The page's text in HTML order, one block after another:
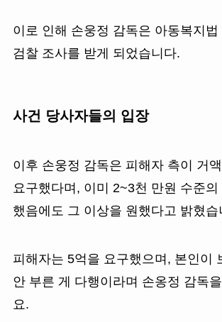
이로 인해 손웅정 감독은 아동복지법
검찰 조사를 받게 되었습니다.
사건 당사자들의 입장
이후 손웅정 감독은 피해자 측이 거
요구했다며, 이미 2~3천 만원 수준
했음에도 그 이상을 원했다고 밝혔습
피해자는 5억을 요구했으며, 본인이
안 부른 게 다행이라며 손옹정 감독
요.